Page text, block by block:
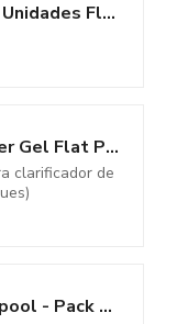
RASMACOR Pack 10 Unidades Floculante Gel monodosis | Limpiador y...
Jolly Gel Pool Clarifier Gel Flat Pack (x 4 Blocks)
clarificador de
Crystal Block Astralpool - Pack 5uds - Floculante en Gel